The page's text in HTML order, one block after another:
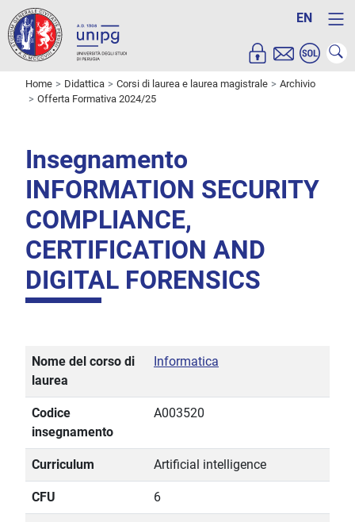
EN
Home Didattica Corsi di laurea e laurea magistrale
Archivio
Offerta Formativa 2024/25
Insegnamento
INFORMATION SECURITY
COMPLIANCE,
CERTIFICATION AND
DIGITAL FORENSICS
Nome del corso di
laurea
Informatica
Codice
insegnamento
A003520
Curriculum Artificial intelligence
CFU 6